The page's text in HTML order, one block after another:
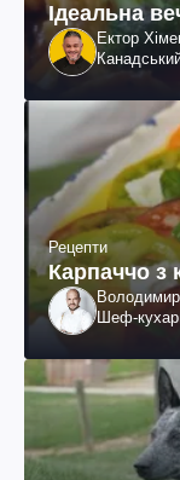
Ідеальна
Ектор
Рецепти
Карпаччо з
Шеф-кухар